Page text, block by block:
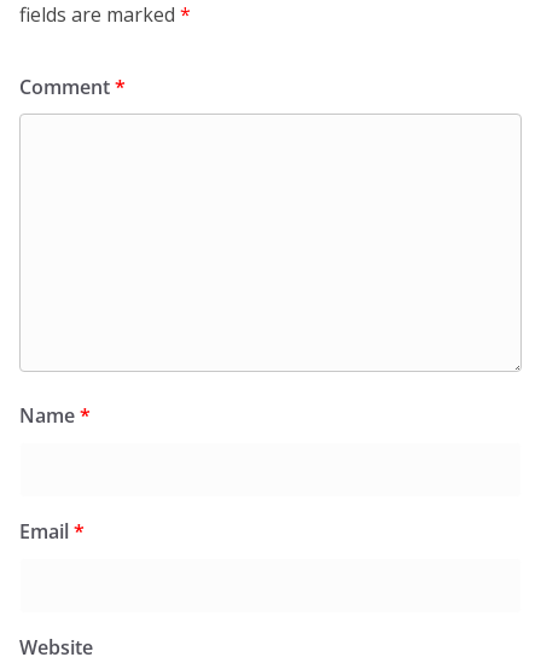
fields are marked *
Comment*
Name*
Email*
Website